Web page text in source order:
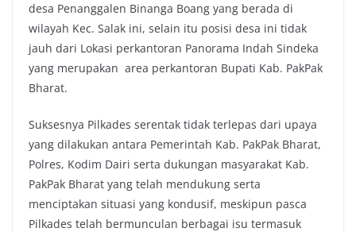
desa Penanggalen Binanga Boang yang berada di
wilayah Kec. Salak ini, selain itu posisi desa ini tidak
jauh dari Lokasi perkantoran Panorama Indah Sindeka
yang merupakan area perkantoran Bupati Kab. PakPak
Bharat.
Suksesnya Pilkades serentak tidak terlepas dari upaya
yang dilakukan antara Pemerintah Kab. PakPak Bharat,
Polres, Kodim Dairi serta dukungan masyarakat Kab.
PakPak Bharat yang telah mendukung serta
menciptakan situasi yang kondusif, meskipun pasca
Pilkades telah bermunculan berbagai isu termasuk